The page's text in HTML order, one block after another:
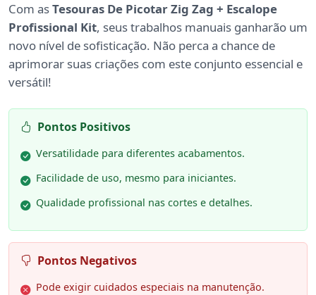
Com asTesouras De Picotar Zig Zag + Escalope
Profissional Kit, seus trabalhos manuais ganharão um
novo nível de sofisticação. Não perca a chance de
aprimorar suas criações com este conjunto essencial e
versátil!
Pontos Positivos
Versatilidade para diferentes acabamentos.
Facilidade de uso, mesmo para iniciantes.
Qualidade profissional nas cortes e detalhes.
Pontos Negativos
Pode exigir cuidados especiais na manutenção.